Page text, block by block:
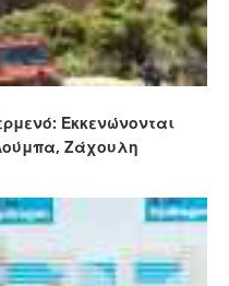
Εκκενώνονται
Ζάχουλη